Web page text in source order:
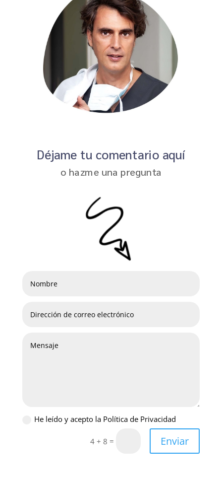
Déjame tu comentario aquí
o hazme una pregunta
He leído y acepto la Política de Privacidad
4 + 8 = Enviar